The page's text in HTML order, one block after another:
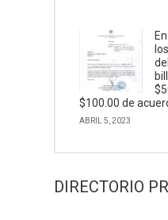
$100.00 de
ABRIL 5, 2023
DIRECTORIO